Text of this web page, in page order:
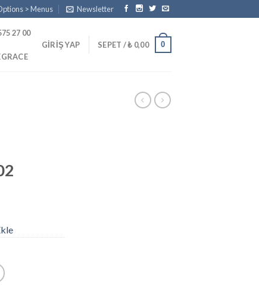
> Menus Newsletter
27 00
GIRIŞ YAP SEPET /₺ 0,00 0